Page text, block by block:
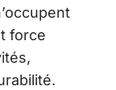
force